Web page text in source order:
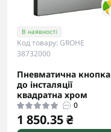
В наявності
Код товару: GROHE
38732000
Пневматична кнопка
до інсталяції
квадратна хром
0
1 850.35 ₴